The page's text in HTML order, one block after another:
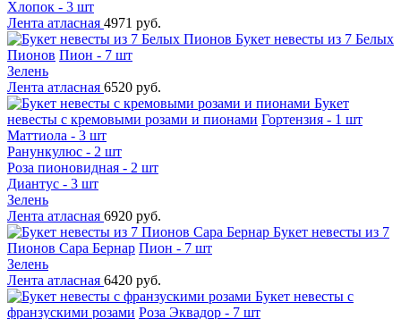
Хлопок - 3 шт
Лента атласная 4971 руб.
Букет невесты из 7 Белых
Пионов Пион - 7 шт
Зелень
Лента атласная 6520 руб.
Букет
невесты с кремовыми розами и пионами Гортензия - 1 шт
Маттиола - 3 шт
Ранункулюс - 2 шт
Роза пионовидная - 2 шт
Диантус - 3 шт
Зелень
Лента атласная 6920 руб.
Букет невесты из 7
Пионов Сара Бернар Пион - 7 шт
Зелень
Лента атласная 6420 руб.
Букет невесты с
франзускими розами Роза Эквадор - 7 шт